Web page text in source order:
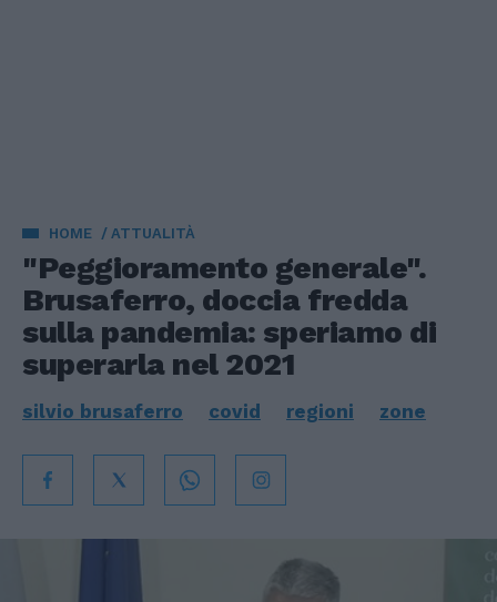
HOME ATTUALITÀ
"Peggioramento generale".
Brusaferro, doccia fredda
sulla pandemia: speriamo di
superarla nel 2021
silvio brusaferro covid regioni zone